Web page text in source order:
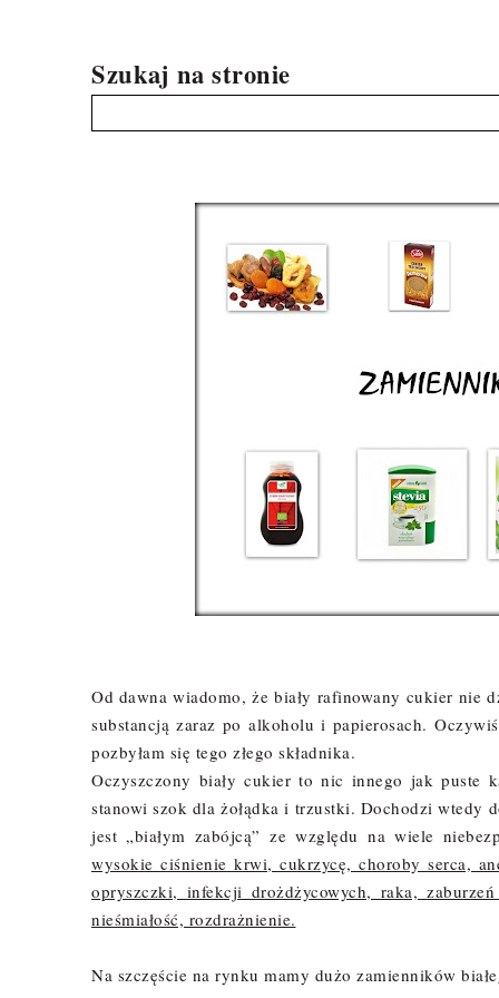
Szukaj na stronie
Od dawna wiadomo, że biały rafinowany cukier nie
substancją zaraz po alkoholu i papierosach.
pozbyłam się tego złego składnika.
Oczyszczony biały cukier to nic innego jak puste
stanowi szok dla żołądka i trzustki. Dochodzi wtedy
jest „białym zabójcą” ze względu na wiele
wysokie ciśnienie krwi, cukrzycę, choroby serca,
opryszczki, infekcji drożdżycowych, raka,
nieśmiałość, rozdrażnienie.
Na szczęście na rynku mamy dużo zamienników